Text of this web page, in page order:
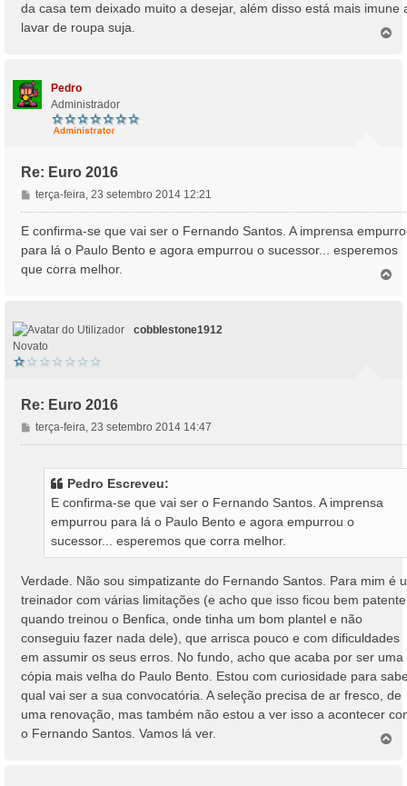
g
da casa tem deixado muito a desejar, além disso está mais imune
lavar de roupa suja.
Pedro
Administrador
Re: Euro 2016
M
e
n
a
g
terça-feira, 23 setembro 2014 12:21
E confirma-se que vai ser o Fernando Santos. A imprensa
para lá o Paulo Bento e agora empurrou o sucessor... esperemos
que corra melhor.
cobblestone1912
Novato
Re: Euro 2016
M
e
terça-feira, 23 setembro 2014 14:47
Pedro Escreveu:
E confirma-se que vai ser o Fernando Santos. A imprensa
empurrou para lá o Paulo Bento e agora empurrou o
sucessor... esperemos que corra melhor.
Verdade. Não sou simpatizante do Fernando Santos. Para mim é
treinador com várias limitações (e acho que isso ficou bem patente
quando treinou o Benfica, onde tinha um bom plantel e não
conseguiu fazer nada dele), que arrisca pouco e com dificuldades
em assumir os seus erros. No fundo, acho que acaba por ser uma
cópia mais velha do Paulo Bento. Estou com curiosidade para
qual vai ser a sua convocatória. A seleção precisa de ar fresco, de
uma renovação, mas também não estou a ver isso a acontecer
o Fernando Santos. Vamos lá ver.